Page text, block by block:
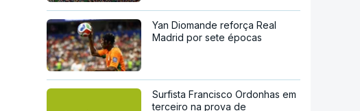
Yan Diomande reforça Real
Madrid por sete épocas
Surfista Francisco Ordonhas em
terceiro na prova de